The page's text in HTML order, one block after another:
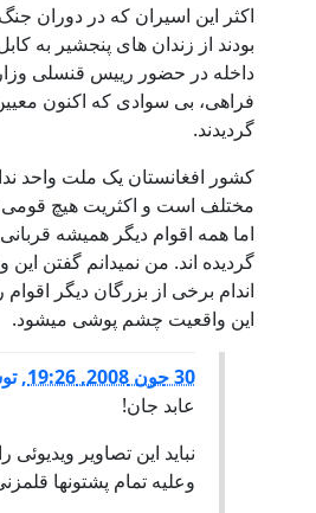
اکثر این اسیران که در دوران
بودند از زندان های پنجشیر به
داخله در حضور رییس قنسلی
فراهی، بی سوادی که اکنون
گردیدند.
کشور افغانستان یک ملت واحد
مختلف است و اکثریت هیچ قومی
اما همه اقوام دیگر همیشه
گردیده اند. من نمیدانم گفتن این
اندام برخی از بزرگان دیگر اقوام
این واقعیت چشم پوشی میشود.
30 جون 2008, 19:26 ,
عابد جان!
نباید این تصاویر ویدیوئی
وعلیه تمام پشتونها